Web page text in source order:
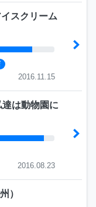
スクリーム
2016.11.15
達は動物園に
2016.08.23
）